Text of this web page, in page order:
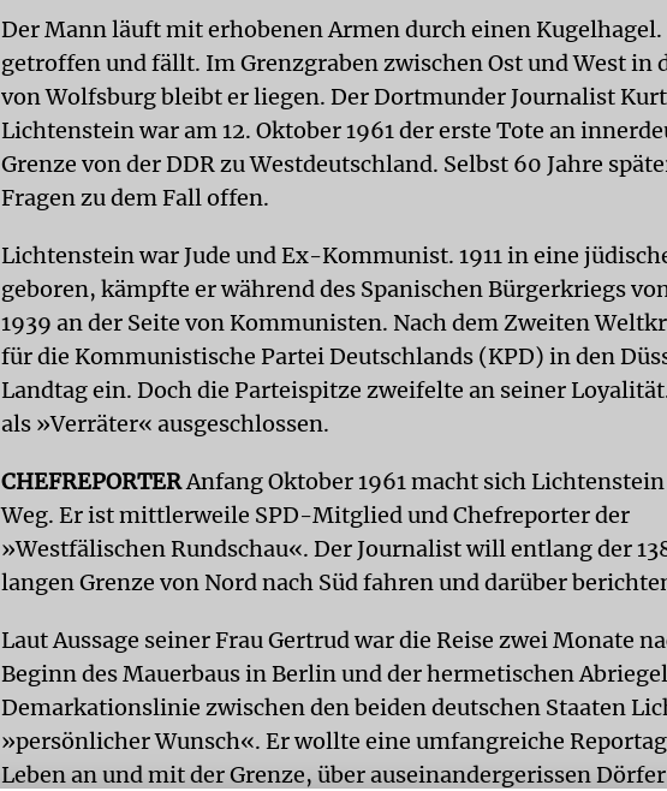
Der Mann läuft mit erhobenen Armen durch einen
getroffen und fällt. Im Grenzgraben zwischen Ost und West in
von Wolfsburg bleibt er liegen. Der Dortmunder Journalist Kurt
Lichtenstein war am 12. Oktober 1961 der erste Tote an
Grenze von der DDR zu Westdeutschland. Selbst 60 Jahre
Fragen zu dem Fall offen.
Lichtenstein war Jude und Ex-Kommunist. 1911 in eine
geboren, kämpfte er während des Spanischen Bürgerkriegs
1939 an der Seite von Kommunisten. Nach dem Zweiten
für die Kommunistische Partei Deutschlands (KPD) in den
Landtag ein. Doch die Parteispitze zweifelte an seiner
als »Verräter« ausgeschlossen.
CHEFREPORTERAnfang Oktober 1961 macht sich
Weg. Er ist mittlerweile SPD-Mitglied und Chefreporter der
»Westfälischen Rundschau«. Der Journalist will entlang der
langen Grenze von Nord nach Süd fahren und darüber
Laut Aussage seiner Frau Gertrud war die Reise zwei Monate
Beginn des Mauerbaus in Berlin und der hermetischen
Demarkationslinie zwischen den beiden deutschen Staaten
»persönlicher Wunsch«. Er wollte eine umfangreiche
Leben an und mit der Grenze, über auseinandergerissen